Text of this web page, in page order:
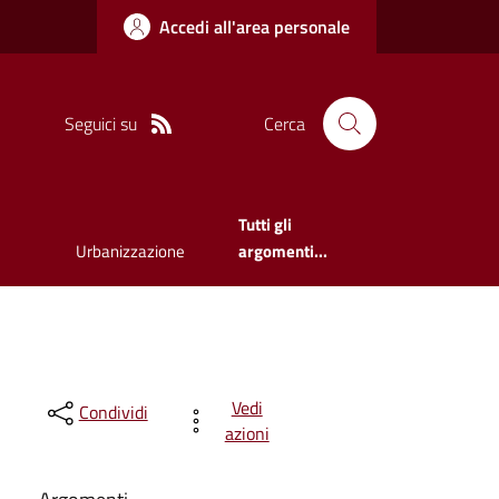
Accedi all'area personale
Seguici su Cerca
Urbanizzazione
Tutti gli
argomenti...
Condividi
Vedi
azioni